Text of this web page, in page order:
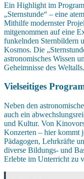
Ein Highlight im
„Sternstunde“ – eine
Mithilfe modernster
mitgenommen auf eine
funkelnden Sternbildern
Kosmos. Die
astronomisches Wissen
Geheimnisse des Weltalls.
Vielseitiges
Neben den
auch ein
und Kultur. Von
Konzerten – hier kommt
Pädagogen, Lehrkräfte
diverse Bildungs- und
Erlebte im Unterricht zu